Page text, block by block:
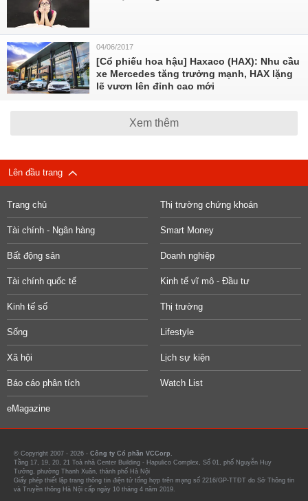
04/06/2017
[Cổ phiếu hoa hậu] Haxaco (HAX): Nhu cầu
xe Mercedes tăng trưởng mạnh, HAX lặng
lẽ vươn lên đỉnh cao mới
Xem thêm
Lên đầu trang
Trang chủ Thị trường chứng khoán
Tài chính - Ngân hàng Smart Money
Bất động sản Doanh nghiệp
Tài chính quốc tế Kinh tế vĩ mô - Đầu tư
Kinh tế số Thị trường
Sống Lifestyle
Xã hội Lịch sự kiện
Báo cáo phân tích Watch List
eMagazine
© Copyright 2007 - 2026 - Công ty Cổ phần VCCorp.
Tầng 17, 19, 20, 21 Toà nhà Center Building - Hapulico Complex, Số 01, phố Nguyễn Huy
Tưởng, phường Thanh Xuân, thành phố Hà Nội
Giấy phép thiết lập trang thông tin điện tử tổng hợp trên mạng số 2216/GP-TTĐT do Sở Thông tin
và Truyền thông Hà Nội cấp ngày 10 tháng 4 năm 2019.